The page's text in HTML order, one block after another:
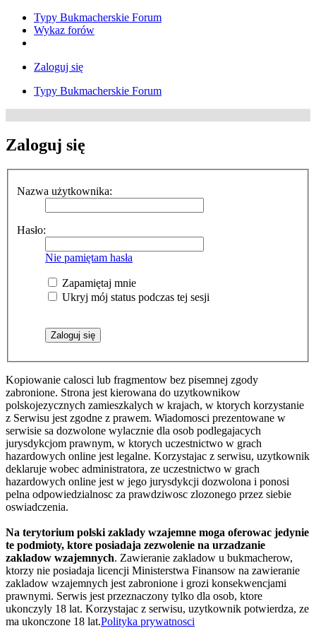
Typy Bukmacherskie Forum
Wykaz forów
Zaloguj się
Typy Bukmacherskie Forum
Zaloguj się
Nazwa użytkownika:
Hasło:
Nie pamiętam hasła
Zapamiętaj mnie
Ukryj mój status podczas tej sesji
Kopiowanie calosci lub fragmentow bez pisemnej zgody
zabronione. Strona jest kierowana do uzytkownikow
polskojezycznych zamieszkalych w krajach, w ktorych korzystanie
z Serwisu jest zgodne z prawem. Wiadomosci prezentowane w
serwisie sa dozwolone wylacznie dla osob podlegajacych
jurysdykcjom prawnym, w ktorych uczestnictwo w grach
hazardowych online jest legalne. Korzystajac z serwisu, uzytkownik
deklaruje wobec administratora, ze uczestnictwo w grach
hazardowych online jest w jego jurysdykcji dozwolona i ponosi
pelna odpowiedzialnosc za prawdziwosc zlozonego przez siebie
oswiadczenia.
Na terytorium polski zaklady wzajemne moga oferowac jedynie
te podmioty, ktore posiadaja zezwolenie na urzadzanie
zakladow wzajemnych. Zawieranie zakladow u bukmacherow,
ktorzy nie posiadaja licencji Ministerstwa Finansow na zawieranie
zakladow wzajemnych jest zabronione i grozi konsekwencjami
prawnymi. Serwis jest przeznaczony tylko dla osob, ktore
ukonczyly 18 lat. Korzystajac z serwisu, uzytkownik potwierdza, ze
ma ukonczone 18 lat.Polityka prywatnosci